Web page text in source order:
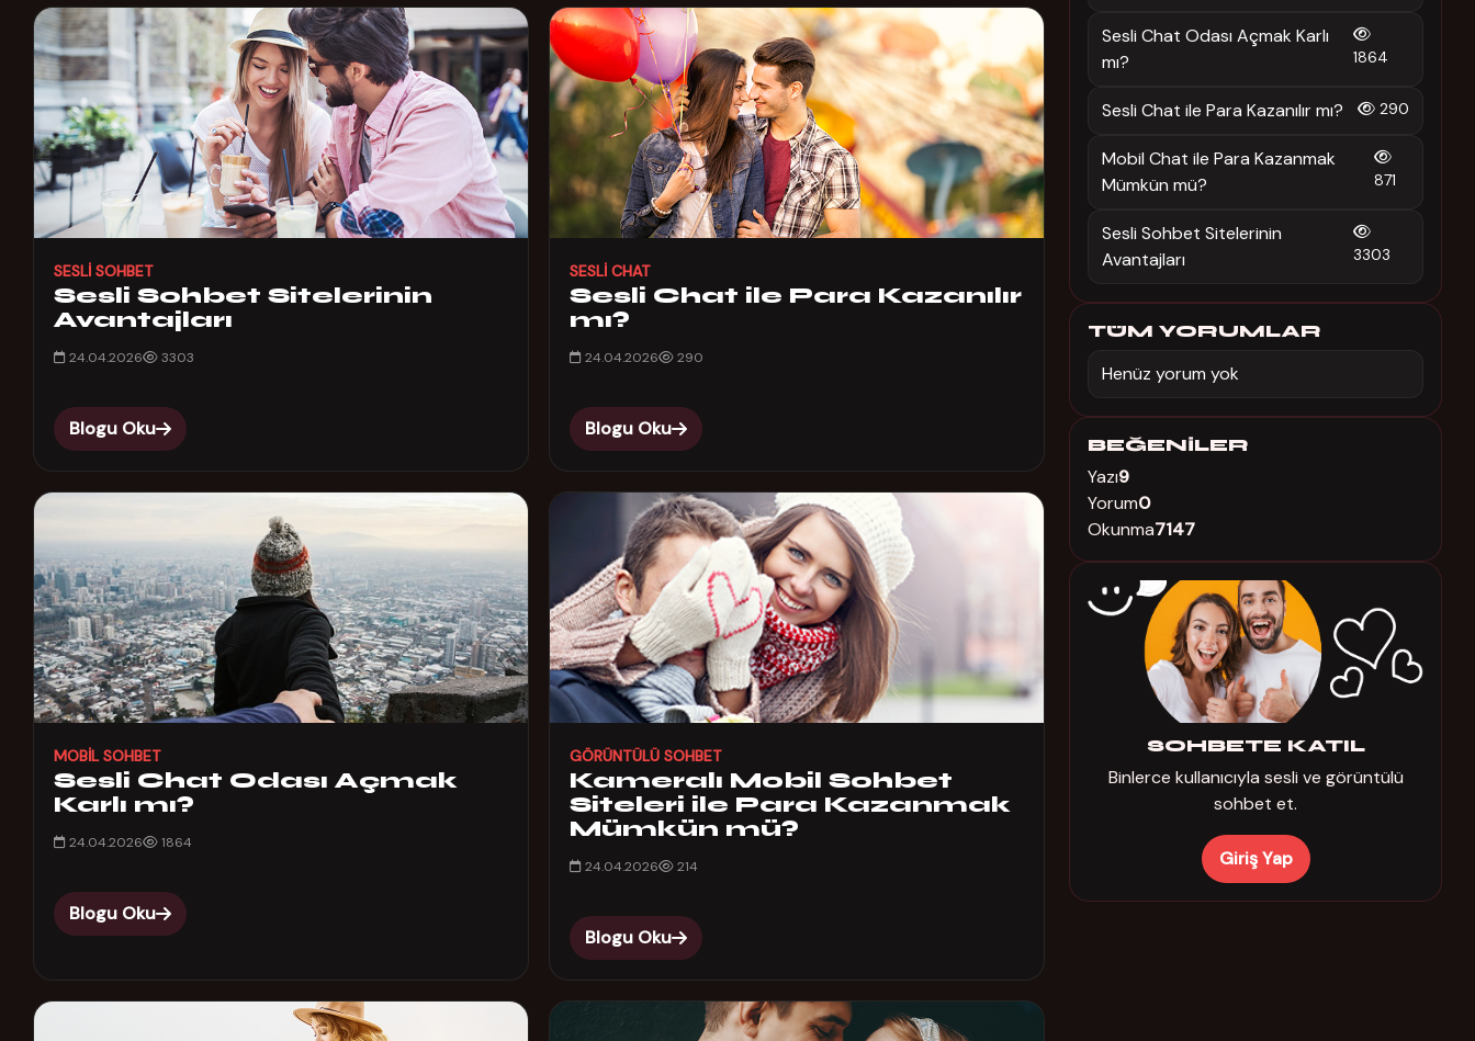
SESLI SOHBET
Sesli Sohbet Sitelerinin
Avantajları
24.04.2026 3303
Blogu Oku
SESLI CHAT
Sesli Chat ile Para Kazanılır
mı?
24.04.2026 290
Blogu Oku
MOBIL SOHBET
Sesli Chat Odası Açmak
Karlı mı?
24.04.2026 1864
Blogu Oku
GÖRÜNTÜLÜ SOHBET
Kameralı Mobil Sohbet
Siteleri ile Para Kazanmak
Mümkün mü?
24.04.2026 214
Blogu Oku
Sesli Chat Odası Açmak Karlı
mı?
1864
Sesli Chat ile Para Kazanılır mı? 290
Mobil Chat ile Para Kazanmak
Mümkün mü?
871
Sesli Sohbet Sitelerinin
Avantajları
3303
TÜM YORUMLAR
Henüz yorum yok
BEĞENILER
Yazı9
Yorum0
Okunma7147
SOHBETE KATIL
Binlerce kullanıcıyla sesli ve görüntülü
sohbet et.
Giriş Yap